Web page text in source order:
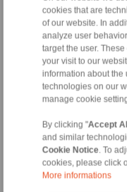
cookies that are
of our website. In
analyze user
target the user.
your visit to our
information about the
technologies on our
manage cookie
By clicking "Accept
and similar
Cookie Notice . To
cookies, please click
More informations
Intermediate
Spring Force
for machine